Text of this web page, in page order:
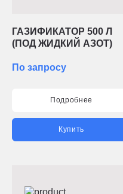
ГАЗИФИКАТОР 500 Л
(ПОД ЖИДКИЙ АЗОТ)
По запросу
Подробнее
Купить